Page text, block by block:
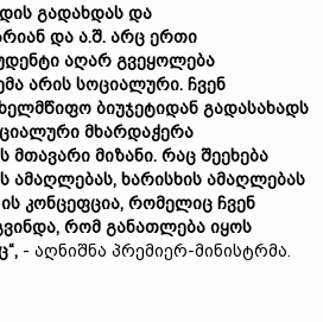
გადახდას და
და ა.შ. არც ერთი
აღარ გვეყოლება
არის სოციალური. ჩვენ
ბიუჯეტიდან გადასახადს
მხარდაჭერა
მიზანი. რაც შეეხება
ამაღლებას, ხარისხის ამაღლებას
კონცეფცია, რომელიც ჩვენ
რომ განათლება იყოს
- აღნიშნა პრემიერ-მინისტრმა.